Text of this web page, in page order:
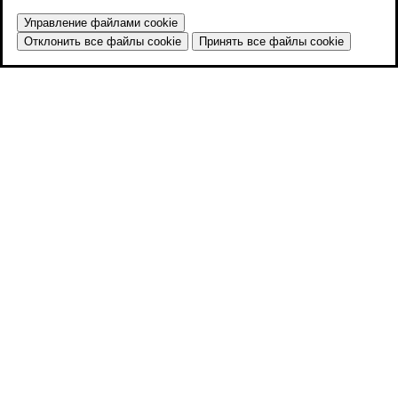
Управление файлами cookie
Отклонить все файлы cookie
Принять все файлы cookie